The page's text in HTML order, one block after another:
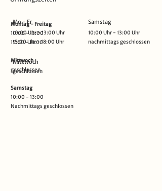
Mo - Fr
10:00 Uhr - 13:00 Uhr
15:00 Uhr - 18:00 Uhr
Samstag
10:00 Uhr - 13:00 Uhr
nachmittags geschlossen
Mittwoch
geschlossen
Montag - Freitag
10:00 - 13:00
15:00 - 18:00
Mittwoch
geschlossen
Samstag
10:00 - 13:00
Nachmittags geschlossen